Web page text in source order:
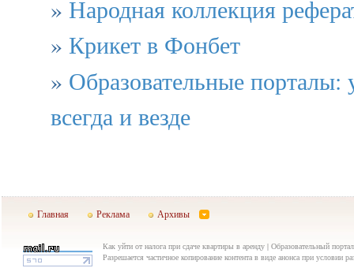
» Народная коллекция
» Крикет в Фонбет
» Образовательные порталы:
всегда и везде
Главная Реклама Архивы
Как уйти от налога при сдаче квартиры в аренду | Образовательный
Разрешается частичное копирование контента в виде анонса при условии